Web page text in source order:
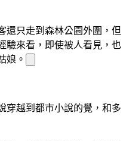
還只走到森林公園外圍，但
驗來看，即使被人看見，也
娘。
穿越到都市小說的覺，和多